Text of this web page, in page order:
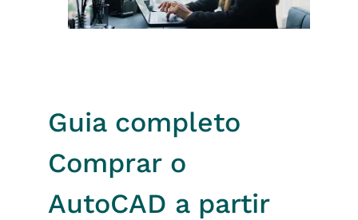
Guia completo
Comprar o
AutoCAD a partir